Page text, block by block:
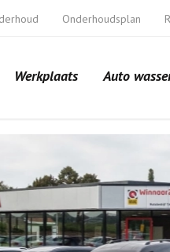
Onderhoudsplan
Werkplaats Auto